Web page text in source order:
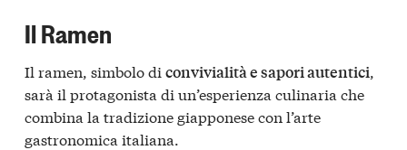
Il Ramen
Il ramen, simbolo di convivialità e sapori autentici
sarà il protagonista di un’esperienza culinaria che
combina la tradizione giapponese con l’arte
gastronomica italiana.